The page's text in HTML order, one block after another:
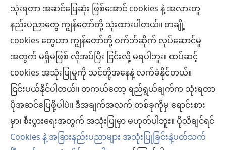
သုံးရတာ အဆင်ပြေဆုံး ဖြစ်အောင် cookies နဲ့ အလားတူ
နည်းပညာတွေ ကျွန်တော်တို့ သုံးထားပါတယ်။ တချို့
cookies တွေဟာ ကျွန်တော်တို့ ဝက်ဘ်ဆိုက် လုပ်ဆောင်မှု
အတွက် မရှိမဖြစ် လိုအပ်ပြီး ငြင်းလို့ မရပါဘူး။ ထပ်ဆင့်
cookies အသုံးပြုမှုကို သင်တို့အနေနဲ့ လက်ခံနိုင်တယ်။
ငြင်းပယ်နိုင်ပါတယ်။ တကယ်တော့ ရည်ရွယ်ချက်က သုံးရတာ
ပိုအဆင်ပြေဖို့ပါပဲ။ ဒီအချက်အလက် တစ်ခုကိုမှ ရောင်းစား
မှာ၊ စီးပွားရေးအတွက် အသုံးပြုမှာ မဟုတ်ပါဘူး။ ပိုသိချင်ရင်
Cookies နဲ့ အခြားနည်းပညာများ အသုံးပြုခြင်းနဲ့ပတ်သက်
အလှူငွေ
(window
အသစ်
ဖွ
င့်
နေ
ပါ
တယ်)
ကင်းမျှော်စင် အွန်လိုင်းစာကြည့်တိုက်™
(window
အသစ်
ဖွ
င့်
နေ
ပါ
တယ်)
JW Hub®
(window
အသစ်
ဖွ
င့်
နေ
ပါ
JW Library®
ကင်းမျှော်စင် စာကြည့်တိုက်